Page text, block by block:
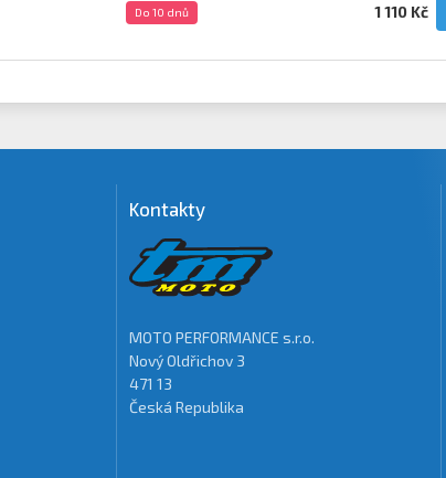
Do 10 dnů 1 110 Kč
Kontakty
MOTO PERFORMANCE s.r.o.
Nový Oldřichov 3
471 13
Česká Republika